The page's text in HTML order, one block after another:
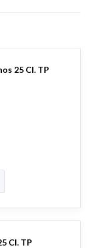
25 Cl. TP
Cl. TP